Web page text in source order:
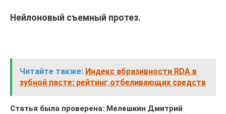
Нейлоновый съемный протез.
Читайте также: Индекс абразивности RDA в
зубной пасте: рейтинг отбеливающих средств
Статья была проверена: Мелешкин Дмитрий